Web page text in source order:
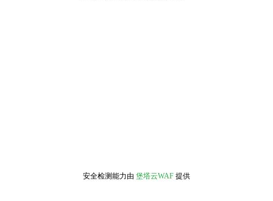
安全检测能力由 堡塔云WAF 提供